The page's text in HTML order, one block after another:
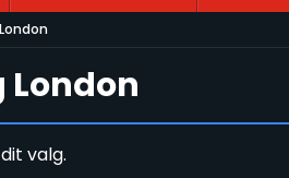
London
valg.